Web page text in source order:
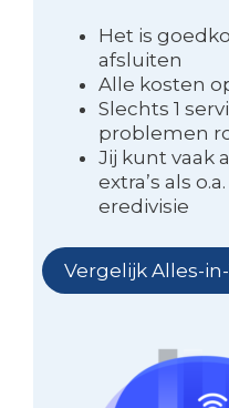
Het is
afsluiten
Alle kosten
Slechts 1
problemen
Jij kunt vaak
extra’s als
eredivisie
Vergelijk Alles-